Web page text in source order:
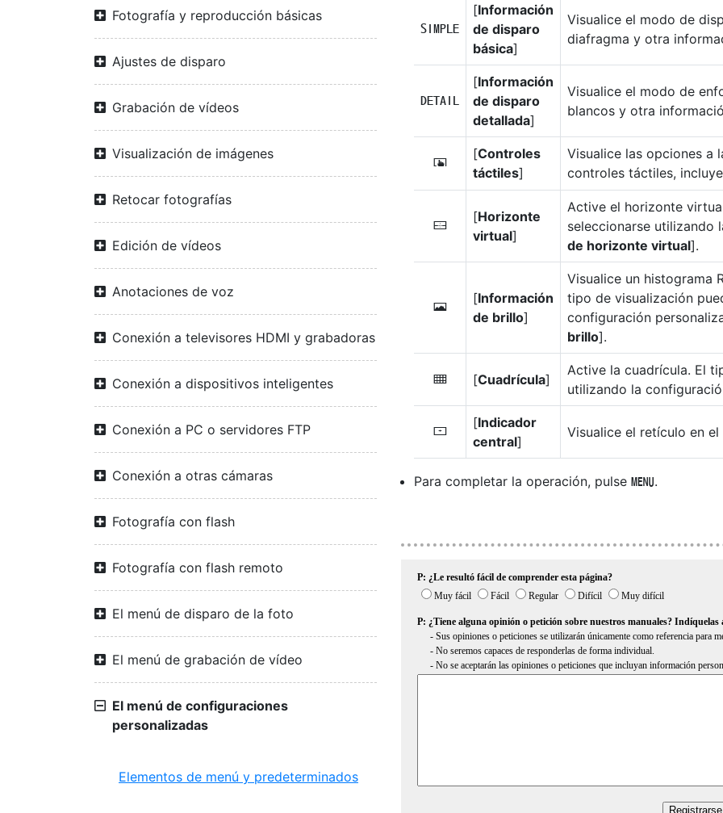
Fotografía y reproducción básicas
Ajustes de disparo
Grabación de vídeos
Visualización de imágenes
Retocar fotografías
Edición de vídeos
Anotaciones de voz
Conexión a televisores HDMI y grabadoras
Conexión a dispositivos inteligentes
Conexión a PC o servidores FTP
Conexión a otras cámaras
Fotografía con flash
Fotografía con flash remoto
El menú de disparo de la foto
El menú de grabación de vídeo
El menú de configuraciones
personalizadas
Elementos de menú y predeterminados
A
[Información
de disparo
básica]
Visualice el modo de
diafragma y otra
B
[Información
de disparo
detallada]
Visualice el modo de
blancos y otra
C
[Controles
táctiles]
Visualice las opciones a
controles táctiles,
D
[Horizonte
virtual]
Active el horizonte
seleccionarse utilizando
de horizonte virtual].
E
[Información
de brillo]
Visualice un histograma
tipo de visualización
configuración
brillo].
b [Cuadrícula]
Active la cuadrícula. El
utilizando la
F
[Indicador
central]
Visualice el retículo en
Para completar la operación, pulse G.